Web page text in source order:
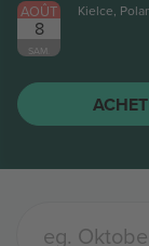
AOÛT
8
SAM.
Kielce,